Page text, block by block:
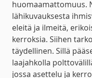
huomaamattomuus.
lähikuvauksesta
eleitä ja ilmeitä,
kerroksia. Siihen
täydellinen. Sillä
laajahkolla
jossa asettelu ja